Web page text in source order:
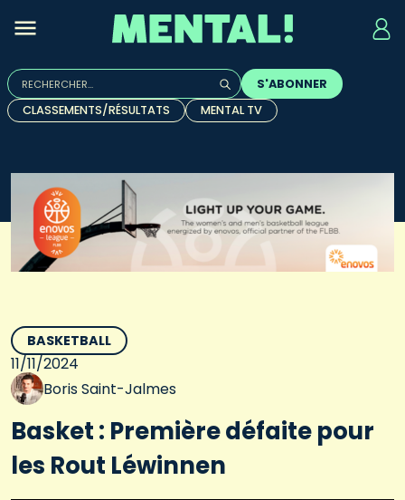
Rechercher :
Quand les résultats de l'auto-complétion sont
S'ABONNER
CLASSEMENTS/RÉSULTATS
MENTAL TV
BASKETBALL
11/11/2024
Boris Saint-Jalmes
Basket : Première défaite pour
les Rout Léwinnen